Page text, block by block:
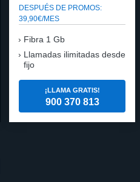
DESPUÉS DE PROMOS:
39,90€/MES
Fibra 1 Gb
Llamadas ilimitadas desde
fijo
¡LLAMA GRATIS!
900 370 813